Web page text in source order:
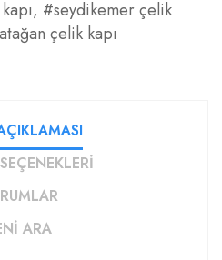
, #seydikemer çelik
çelik kapı
ARA